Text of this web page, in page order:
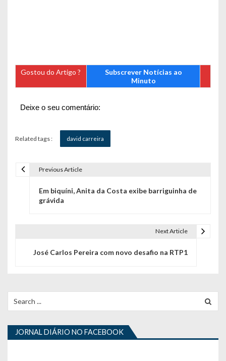
Gostou do Artigo ?
Subscrever Notícias ao
Minuto
Deixe o seu comentário:
Related tags : david carreira
ã
o
d
Previous Article
Em biquíni, Anita da Costa exibe barriguinha de
grávida
Next Article
José Carlos Pereira com novo desafio na RTP1
for:
JORNAL DIÁRIO NO FACEBOOK